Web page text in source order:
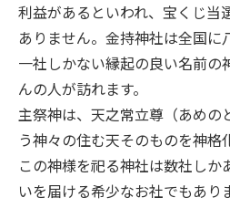
利益があるといわれ、宝くじ当
ありません。金持神社は全国に
一社しかない縁起の良い名前の
んの人が訪れます。
主祭神は、天之常立尊（あめの
う神々の住む天そのものを神格
この神様を祀る神社は数社し
いを届ける希少なお社でもあり